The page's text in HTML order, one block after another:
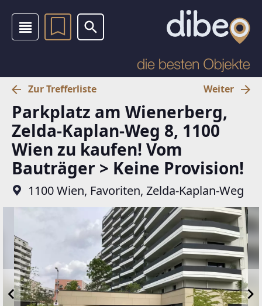
Zur Trefferliste Weiter
Parkplatz am Wienerberg,
Zelda-Kaplan-Weg 8, 1100
Wien zu kaufen! Vom
Bauträger > Keine Provision!
1100 Wien, Favoriten, Zelda-Kaplan-Weg